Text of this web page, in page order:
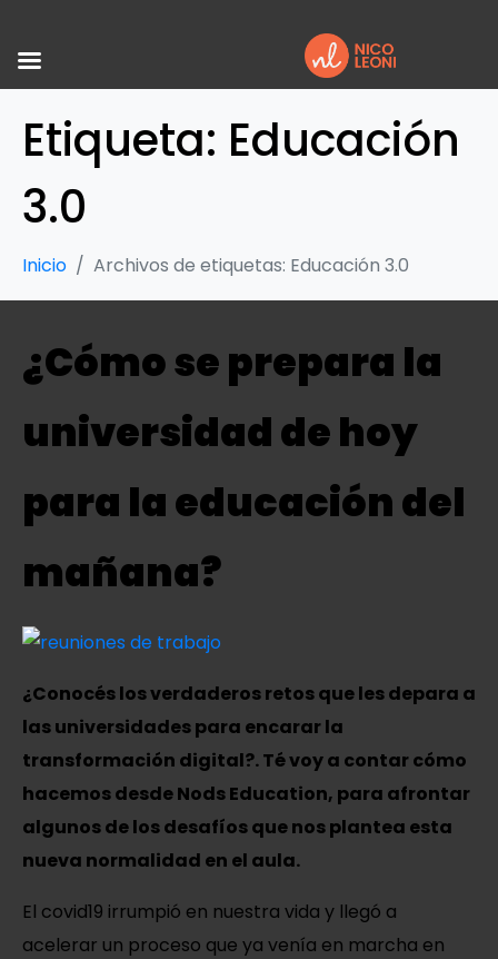
Etiqueta: Educación
3.0
Inicio Archivos de etiquetas: Educación 3.0
¿Cómo se prepara la
universidad de hoy
para la educación del
mañana?
¿Conocés los verdaderos retos que les depara a
las universidades para encarar la
transformación digital?. Té voy a contar cómo
hacemos desde Nods Education, para afrontar
algunos de los desafíos que nos plantea esta
nueva normalidad en el aula.
El covid19 irrumpió en nuestra vida y llegó a
acelerar un proceso que ya venía en marcha en